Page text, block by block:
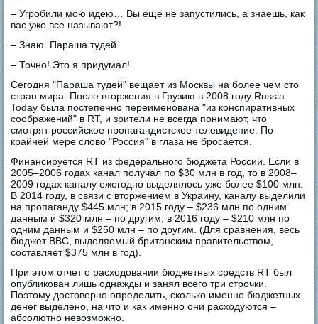
– Угробили мою идею… Вы еще не запустились, а знаешь, как
вас уже все называют?!
– Знаю. Параша тудей.
– Точно! Это я придумал!
Сегодня "Параша тудей" вещает из Москвы на более чем сто
стран мира. После вторжения в Грузию в 2008 году Russia
Today была постепенно переименована "из конспиративных
соображений" в RT, и зрители не всегда понимают, что
смотрят российское пропагандистское телевидение. По
крайней мере слово "Россия" в глаза не бросается.
Финансируется RT из федерального бюджета России. Если в
2005–2006 годах канал получал по $30 млн в год, то в 2008–
2009 годах каналу ежегодно выделялось уже более $100 млн.
В 2014 году, в связи с вторжением в Украину, каналу выделили
на пропаганду $445 млн; в 2015 году – $236 млн по одним
данным и $320 млн – по другим; в 2016 году – $210 млн по
одним данным и $250 млн – по другим. (Для сравнения, весь
бюджет BBC, выделяемый британским правительством,
составляет $375 млн в год).
При этом отчет о расходовании бюджетных средств RT был
опубликован лишь однажды и занял всего три строчки.
Поэтому достоверно определить, сколько именно бюджетных
денег выделено, на что и как именно они расходуются –
абсолютно невозможно.